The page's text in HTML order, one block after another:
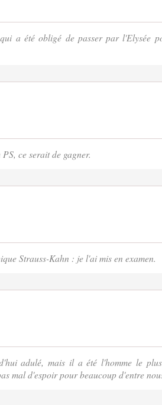
a été obligé de passer par l'Elysée
ce serait de gagner.
Strauss-Kahn : je l'ai mis en examen.
adulé, mais il a été l'homme le
mal d'espoir pour beaucoup d'entre